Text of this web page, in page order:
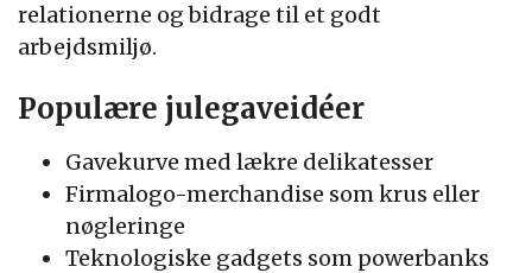
relationerne og bidrage til et godt
arbejdsmiljø.
Populære julegaveidéer
Gavekurve med lækre delikatesser
Firmalogo-merchandise som krus eller
nøgleringe
Teknologiske gadgets som powerbanks